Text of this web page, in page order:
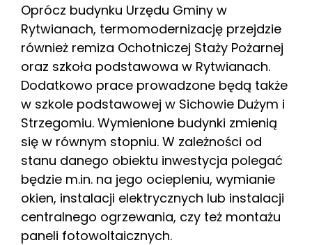
Oprócz budynku Urzędu Gminy w
Rytwianach, termomodernizację przejdzie
również remiza Ochotniczej Staży Pożarnej
oraz szkoła podstawowa w Rytwianach.
Dodatkowo prace prowadzone będą także
w szkole podstawowej w Sichowie Dużym i
Strzegomiu. Wymienione budynki zmienią
się w równym stopniu. W zależności od
stanu danego obiektu inwestycja polegać
będzie m.in. na jego ociepleniu, wymianie
okien, instalacji elektrycznych lub instalacji
centralnego ogrzewania, czy też montażu
paneli fotowoltaicznych.